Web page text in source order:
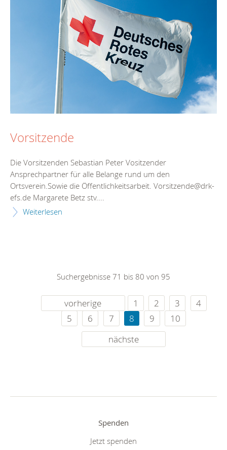
Vorsitzende
Die Vorsitzenden Sebastian Peter Vositzender
Ansprechpartner für alle Belange rund um den
Ortsverein.Sowie die Öffentlichkeitsarbeit. Vorsitzende@drk-
efs.de Margarete Betz stv....
Weiterlesen
Suchergebnisse 71 bis 80 von 95
vorherige 1 2 3
4
5
6 7 8 9
10
nächste
Spenden
Jetzt spenden